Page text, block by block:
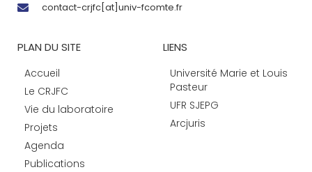
contact-crjfc[at]univ-fcomte.fr
PLAN DU SITE
Accueil
Le CRJFC
Vie du laboratoire
Projets
Agenda
Publications
LIENS
Université Marie et Louis
Pasteur
UFR SJEPG
Arcjuris